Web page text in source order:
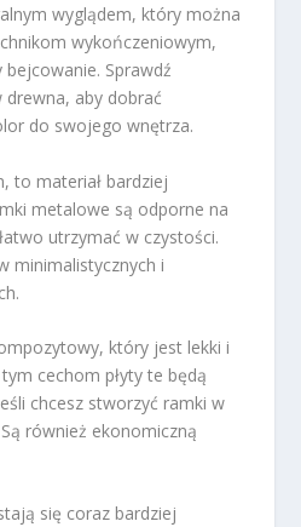
wyglądem, który można
wykończeniowym,
Sprawdź
aby dobrać
do swojego wnętrza.
to materiał bardziej
metalowe są odporne na
utrzymać w czystości.
minimalistycznych i
który jest lekki i
cechom płyty te będą
chcesz stworzyć ramki w
również ekonomiczną
się coraz bardziej